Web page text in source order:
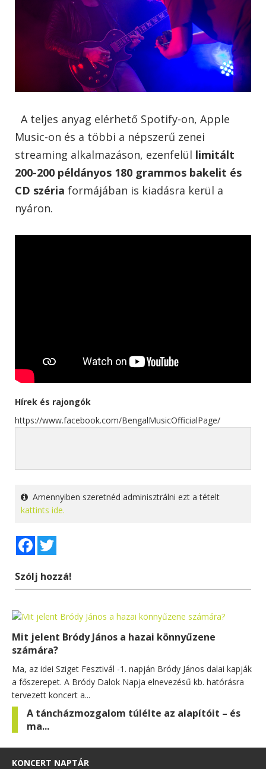
A teljes anyag elérhető Spotify-on, Apple
Music-on és a többi a népszerű zenei
streaming alkalmazáson, ezenfelül limitált
200-200 példányos 180 grammos bakelit és
CD széria formájában is kiadásra kerül a
nyáron.
Hírek és rajongók
https://www.facebook.com/BengalMusicOfficialPage/
Amennyiben szeretnéd adminisztrálni ezt a tételt
kattints ide.
Facebook
Szólj hozzá!
Mit jelent Bródy János a hazai könnyűzene
számára?
Ma, az idei Sziget Fesztivál -1. napján Bródy János dalai kapják
a főszerepet. A Bródy Dalok Napja elnevezésű kb. hatórásra
tervezett koncert a...
A táncházmozgalom túlélte az alapítóit – és
ma...
KONCERT NAPTÁR